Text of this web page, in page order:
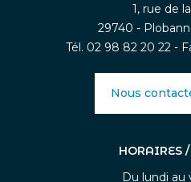
1, rue de
29740 -
Tél. 02 98 82 20 22 -
Nous
HORAIRES /
Du lundi au